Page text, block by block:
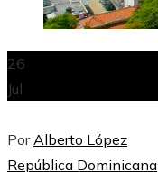
26
Jul
Por Alberto López
República Dominicana